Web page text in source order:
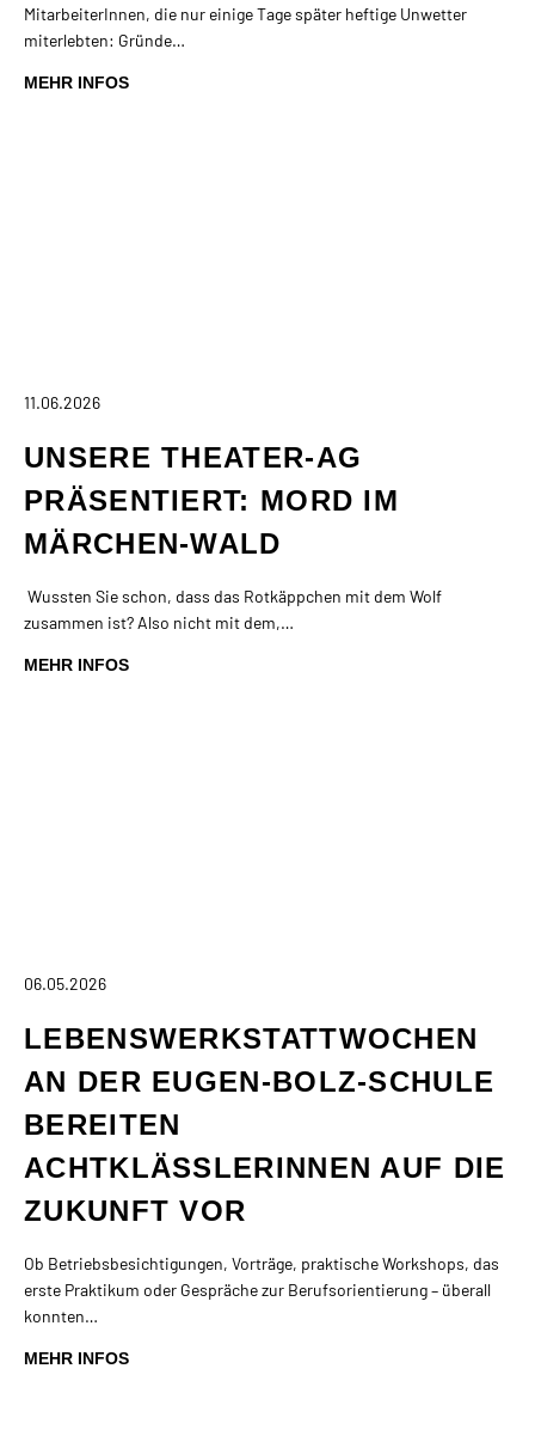
MitarbeiterInnen, die nur einige Tage später heftige Unwetter
miterlebten: Gründe…
MEHR INFOS
11.06.2026
UNSERE THEATER-AG
PRÄSENTIERT: MORD IM
MÄRCHEN-WALD
Wussten Sie schon, dass das Rotkäppchen mit dem Wolf
zusammen ist? Also nicht mit dem,…
MEHR INFOS
06.05.2026
LEBENSWERKSTATTWOCHEN
AN DER EUGEN-BOLZ-SCHULE
BEREITEN
ACHTKLÄSSLERINNEN AUF DIE
ZUKUNFT VOR
Ob Betriebsbesichtigungen, Vorträge, praktische Workshops, das
erste Praktikum oder Gespräche zur Berufsorientierung – überall
konnten…
MEHR INFOS